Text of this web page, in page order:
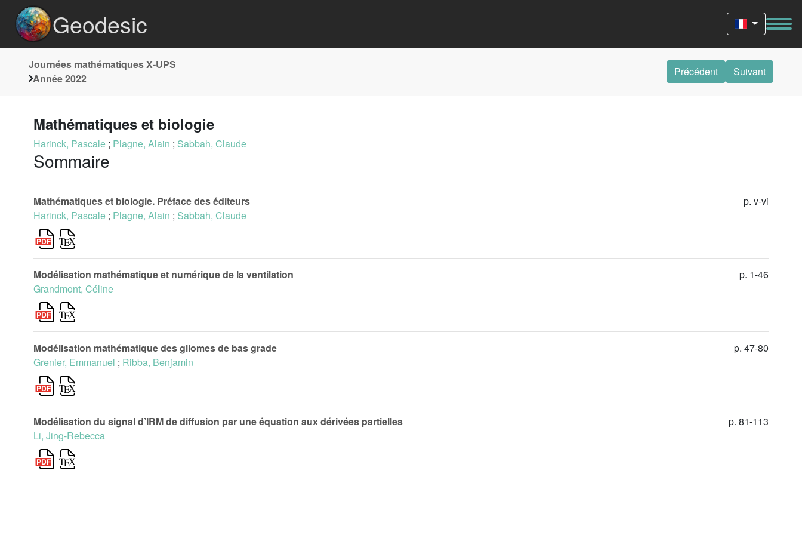
Geodesic
Journées mathématiques X-UPS
Année 2022
Précédent Suivant
Mathématiques et biologie
Harinck, Pascale ; Plagne, Alain ; Sabbah, Claude
Sommaire
Mathématiques et biologie. Préface des éditeurs
Harinck, Pascale ; Plagne, Alain ; Sabbah, Claude
p. v-vi
Modélisation mathématique et numérique de la ventilation
Grandmont, Céline
p. 1-46
Modélisation mathématique des gliomes de bas grade
Grenier, Emmanuel ; Ribba, Benjamin
p. 47-80
Modélisation du signal d’IRM de diffusion par une équation aux dérivées partielles
Li, Jing-Rebecca
p. 81-113